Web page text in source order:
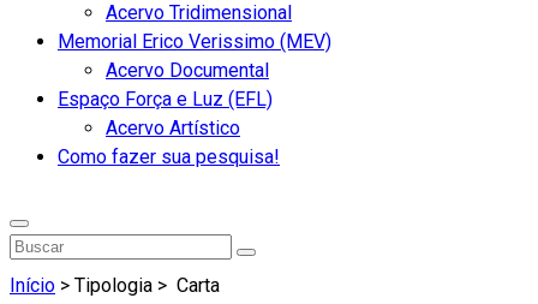
Acervo Tridimensional
Memorial Erico Verissimo (MEV)
Acervo Documental
Espaço Força e Luz (EFL)
Acervo Artístico
Como fazer sua pesquisa!
Início > Tipologia > Carta